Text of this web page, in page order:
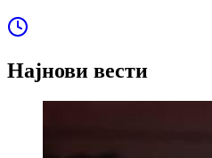
Најнови вести